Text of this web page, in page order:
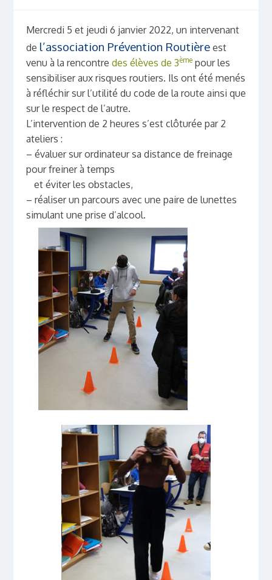
Mercredi 5 et jeudi 6 janvier 2022, un intervenant
de l’association Prévention Routièreest
venu à la rencontre des élèves de 3èmepour les
sensibiliser aux risques routiers. Ils ont été menés
à réfléchir sur l’utilité du code de la route ainsi que
sur le respect de l’autre.
L’intervention de 2 heures s’est clôturée par 2
ateliers :
– évaluer sur ordinateur sa distance de freinage
pour freiner à temps
et éviter les obstacles,
– réaliser un parcours avec une paire de lunettes
simulant une prise d’alcool.